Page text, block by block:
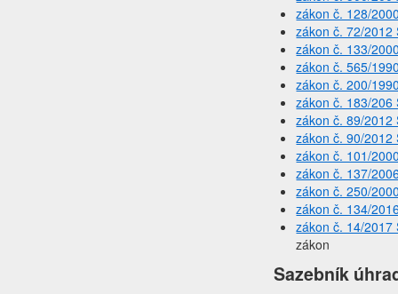
zákon č. 128/
zákon č. 72/2012
zákon č. 133/
zákon č. 565/
zákon č. 200/
zákon č. 183/206
zákon č. 89/2012
zákon č. 90/2012
zákon č. 101/
zákon č. 137/
zákon č. 250/
zákon č. 134/
zákon č. 14/2017
zákon
Sazebník